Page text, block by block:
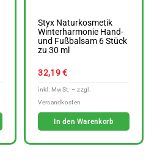
Styx Naturkosmetik
Winterharmonie Hand-
und Fußbalsam 6 Stück
zu 30 ml
32,19€
In den Warenkorb